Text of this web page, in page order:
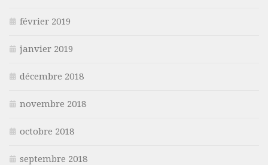
février 2019
janvier 2019
décembre 2018
novembre 2018
octobre 2018
septembre 2018